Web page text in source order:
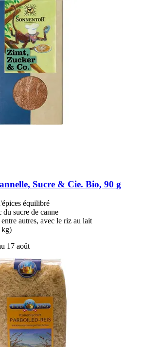
Sucre & Cie. Bio, 90 g
équilibré
du sucre de canne
autres, avec le riz au lait
kg)
17 août